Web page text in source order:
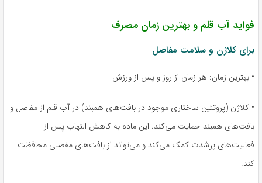
فواید آب قلم و بهترین زمان مصرف
برای کلاژن و سلامت مفاصل
• بهترین زمان: هر زمان از روز و پس از ورزش
• کلاژن (پروتئین ساختاری موجود در بافت‌های همبند) در آب قلم از مفاصل و
بافت‌های همبند حمایت می‌کند. این ماده به کاهش التهاب پس از
فعالیت‌های پرشدت کمک می‌کند و می‌تواند از بافت‌های مفصلی محافظت
کند.